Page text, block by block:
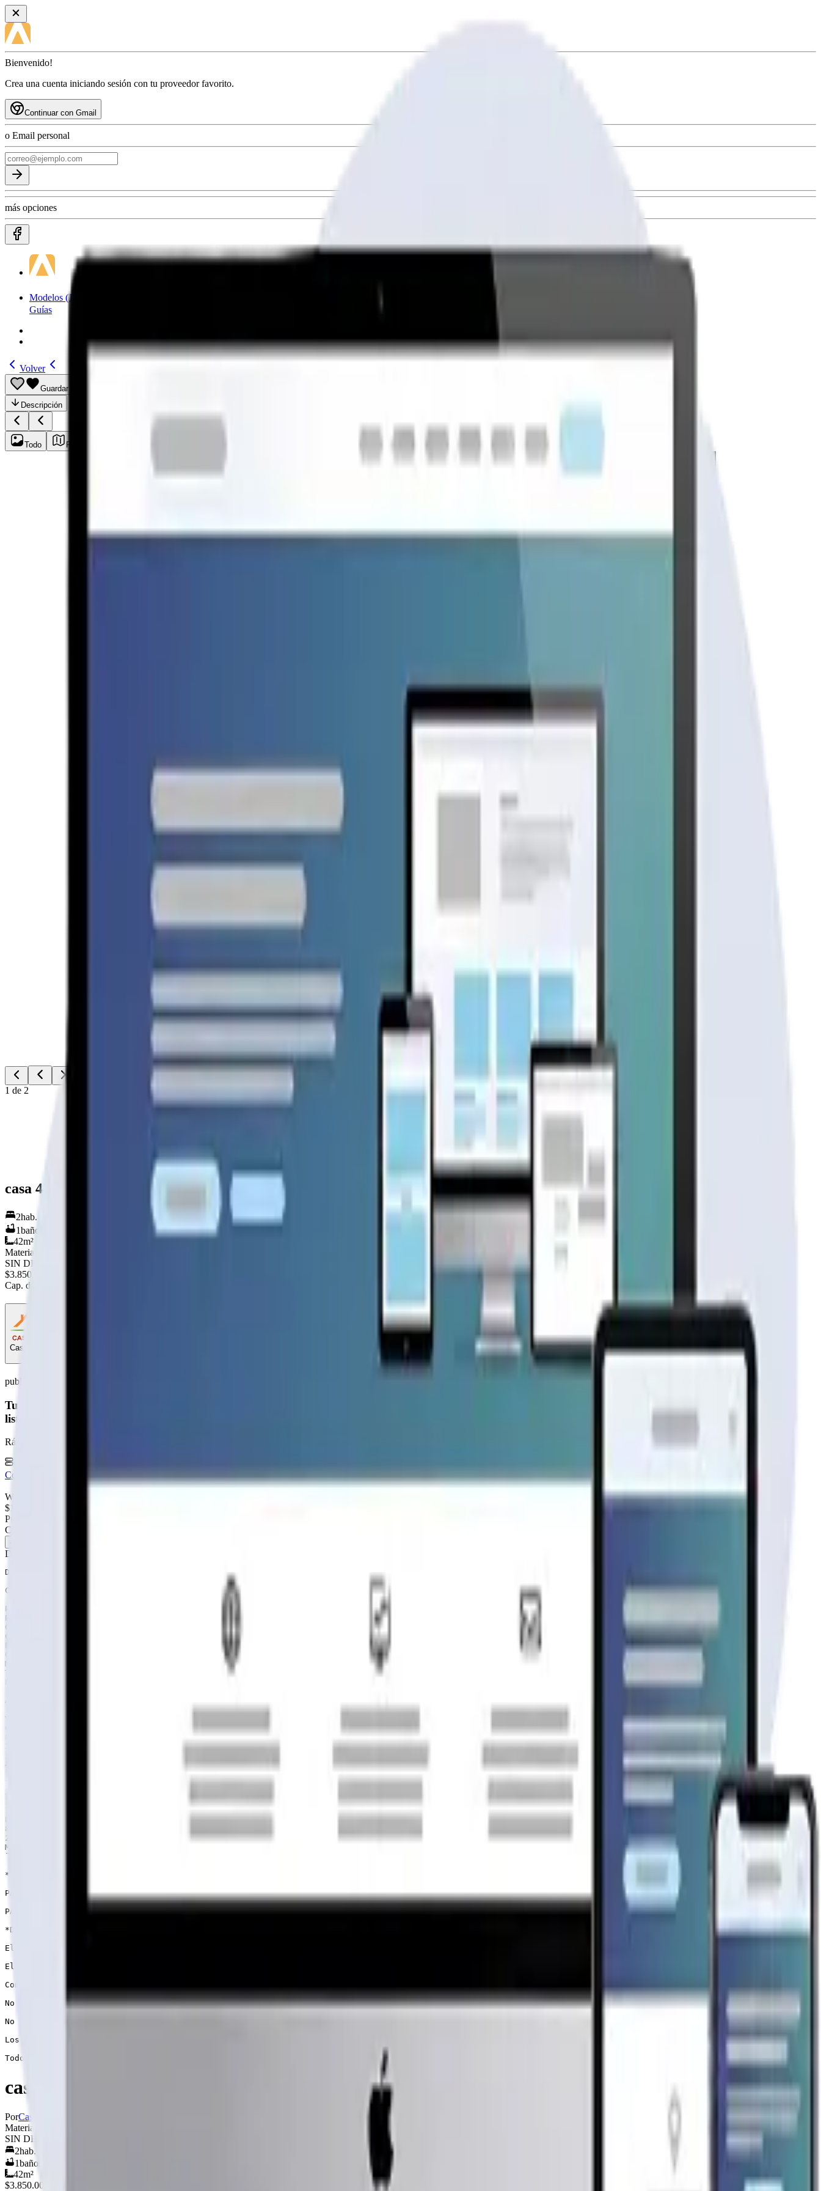
Bienvenido!
Crea una cuenta iniciando sesión con tu proveedor favorito.
Continuar con Gmail
o Email personal
más opciones
Modelos (185)
Guías
Volver
Guardar
Descripción
Todo Plan
1 de 2
casa 42mts2 (2 agua)
2hab.
1baños
42m²
Material
SIN DEFINIR
$3.850.000
Cap. de fabricación este mes:
Casas el Mirador
publicidad
Tu página web
lista hoy
Rápida, profesional, con la misma tecnología base que corre Netflix y TikTok.
Cotiza tu página web
Visitar página web
WebAgen.cl
$179.900
Publicidad de SoloPrefabricadas
Configuración
Descripción
DISTRIBUCIÓN: 2 dormitorios, 1 baño, living comedor, cocina americana y porche
CONTENIDO DE PACK BÁSICO
Paneles exteriores tabiqueria 2×3, forrados con medias lunas impregnadas por 1 cara + fieltro perimetral
Paneles interiores tabiqueria 2×3, forrados con tabla tinglada  por 1 cara + fieltro perimetral
Cerchas tradicionales 1.50 altura
Costaneras 1×4
Planchas de zinc, cubierta acanalada (0.35 x3.66)
Caballetes de zinc para cumbrera, espesor 0.35mm
Medias lunas impregnada para forrar cerchas delanteras y traseras
Tirafondos
ADICIONALES no incluidas en kit básico. Puede armar el Pack que más le guste, sumando uno o varios adicionales al Kit Básico.
Viga a la Vista (living comedor)     $545.000
Cielo Completo + Aislante              $480.000
3 Ventanas Maderas 1.50×1.50      $300.000
4 Mamparas Madera 0.20×1.50      $180.000
1 Ventana Madera 0.50×1.0             $45.000
1 Ventana Aluminio 0.50×1.0           $60.000
1 Puerta Cocina 0.70X2.0               $120.000
1 Puerta Principal 0.80×2.0            $130.000
PISO COMPLETO (Pilotes + Vigas brutas + Planchas de terciado estructural para piso) $1.350.000
80 ½ Lunas p/tapacán                     $385.000
2 Fieltro techo 40/10                         $35.000
Marcos de Puertas y Ventanas        $325.000
¨*Las ventanas en maderas vienen sin los vidrio
*Las puertas vienen sin bisagras y chapas
PACK COMPLETO SIN PISO PARA INSTALAR SOBRE SU RADIER $7.600.000-.
PACK COMPLETO CON PISO DE MADERA $8.950.000-.
*Disponibilidad de despacho a todo Chile con un cobro adicional, consultar valores establecidos.
El Pack Básico no incluye piso, cielo, vigas a la vista, ventanas, aislantes.
El forro es por un lado de los paneles.
Contamos con servicio de armado, Pack básico u/o Pack completo (costo adicional)
No tenemos la modalidad de llave en mano
No incluye flete en ninguno de los Pack de Ventas, es un servicio aparte con un costo adicional.
Los planos proporcionados por CASAS EL MIRADOR son un fin ilustrativo y referencial.
Todo permiso y o trámites de edificación son por cuenta de cliente.
casa 42mts2 (2 agua)
PorCasas el Mirador
Material
SIN DEFINIR
2hab.
1baños
42m²
$3.850.000